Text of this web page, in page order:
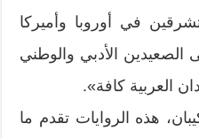
في أوروبا وأميركا
الصعيدين الأدبي والوطني
العربية كافة».
هذه الروايات تقدم ما